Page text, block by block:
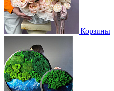
Корзины